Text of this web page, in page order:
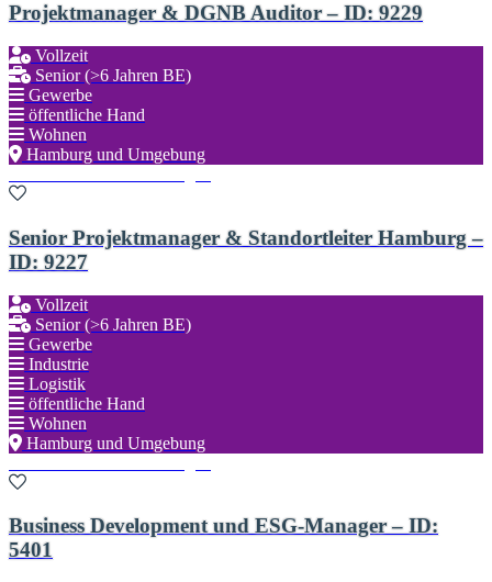
Projektmanager & DGNB Auditor – ID: 9229
Vollzeit
Senior (>6 Jahren BE)
Gewerbe
öffentliche Hand
Wohnen
Hamburg und Umgebung
Senior Projektmanager & Standortleiter Hamburg –
ID: 9227
Vollzeit
Senior (>6 Jahren BE)
Gewerbe
Industrie
Logistik
öffentliche Hand
Wohnen
Hamburg und Umgebung
Business Development und ESG-Manager – ID:
5401